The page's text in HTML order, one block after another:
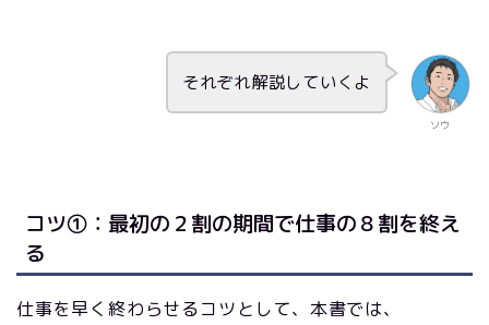
ソウ
それぞれ解説していくよ
コツ①：最初の２割の期間で仕事の８割を終え
る
仕事を早く終わらせるコツとして、本書では、